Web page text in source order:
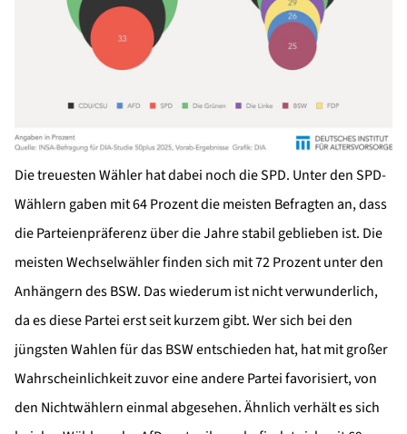
Die treuesten Wähler hat dabei noch die SPD. Unter den SPD-
Wählern gaben mit 64 Prozent die meisten Befragten an, dass
die Parteienpräferenz über die Jahre stabil geblieben ist. Die
meisten Wechselwähler finden sich mit 72 Prozent unter den
Anhängern des BSW. Das wiederum ist nicht verwunderlich,
da es diese Partei erst seit kurzem gibt. Wer sich bei den
jüngsten Wahlen für das BSW entschieden hat, hat mit großer
Wahrscheinlichkeit zuvor eine andere Partei favorisiert, von
den Nichtwählern einmal abgesehen. Ähnlich verhält es sich